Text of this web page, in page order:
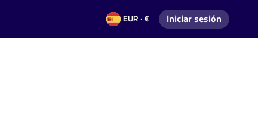
EUR · €
Euros Ingresar a mi cuenta
Iniciar sesión